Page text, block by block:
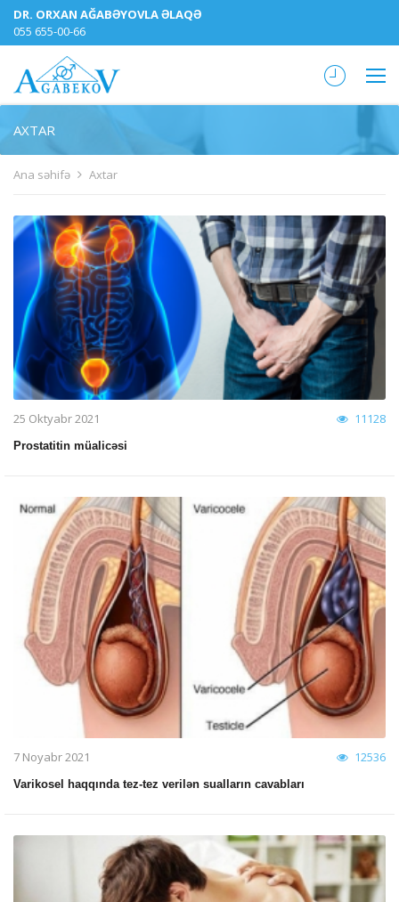
DR. ORXAN AĞABƏYOVLA ƏLAQƏ
055 655-00-66
AXTAR
Ana səhifə Axtar
25 Oktyabr 2021 11128
Prostatitin müalicəsi
7 Noyabr 2021 12536
Varikosel haqqında tez-tez verilən sualların cavabları